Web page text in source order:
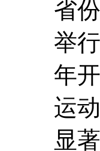
省
举
年
运
显